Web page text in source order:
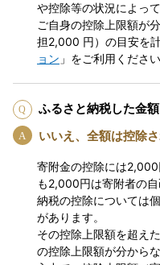
や控除等の状況によって
ご自身の控除上限額が
担2,000 円）の目安を
ョン 」をご利用ください
ふるさと納税した金
いいえ、全額は控除さ
寄附金の控除には
も2,000円は寄附者の
納税の控除については
があります。
その控除上限額を超え
の控除上限額が分から